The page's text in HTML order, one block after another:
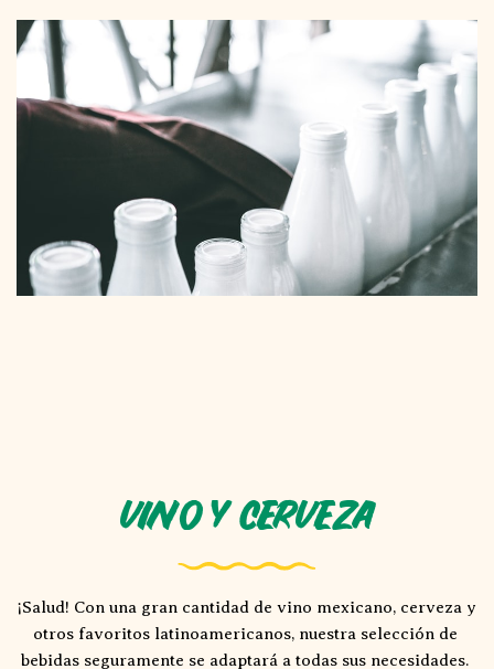
Vino y Cerveza
¡Salud! Con una gran cantidad de vino mexicano, cerveza y
otros favoritos latinoamericanos, nuestra selección de
bebidas seguramente se adaptará a todas sus necesidades.